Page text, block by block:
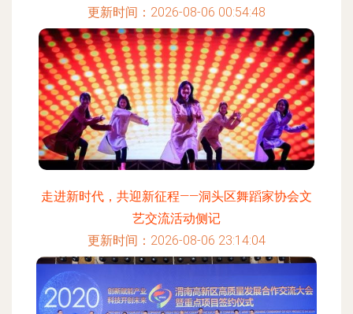
更新时间：2026-08-06 00:54:48
走进新时代，共迎新征程——洞头区舞蹈家协会文
艺交流活动侧记
更新时间：2026-08-06 23:14:04